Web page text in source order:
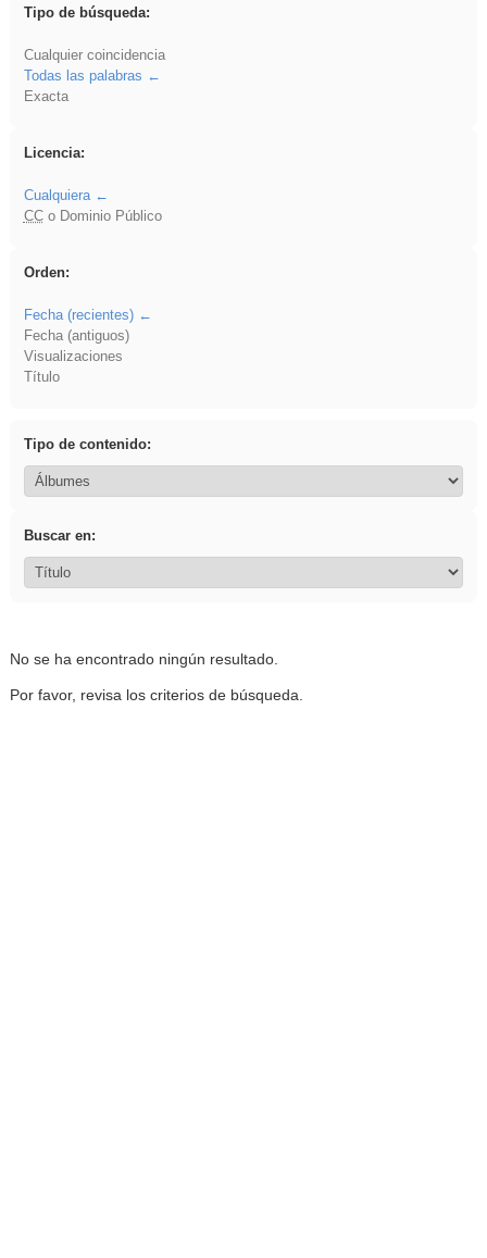
Tipo de búsqueda:
Cualquier coincidencia
Todas las palabras
Exacta
Licencia:
Cualquiera
CCo Dominio Público
Orden:
Fecha (recientes)
Fecha (antiguos)
Visualizaciones
Título
Tipo de contenido:
Buscar en:
No se ha encontrado ningún resultado.
Por favor, revisa los criterios de búsqueda.